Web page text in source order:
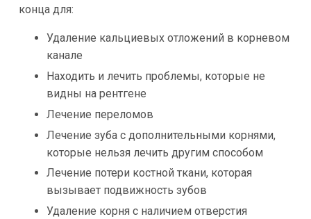
конца для:
Удаление кальциевых отложений в корневом
канале
Находить и лечить проблемы, которые не
видны на рентгене
Лечение переломов
Лечение зуба с дополнительными корнями,
которые нельзя лечить другим способом
Лечение потери костной ткани, которая
вызывает подвижность зубов
Удаление корня с наличием отверстия